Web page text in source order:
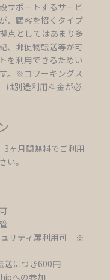
サポートするサービ
、顧客を招くタイプ
点としてはあまり多
、郵便物転送等が可
を利用できるためい
。※コワーキングス
は別途利用料金が必
ヶ月間無料でご利用
い。
ュリティ扉利用可 ※
送につき600円
への参加